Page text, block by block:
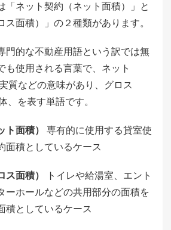
「ネット契約（ネット面積）」と
ス面積）」の２種類があります。
門的な不動産用語という訳では無
も使用される言葉で、ネット
質などの意味があり、グロス
、を表す単語です。
面積）
専有的に使用する貸室使
面積としているケース
面積）
トイレや給湯室、エント
ーホールなどの共用部分の面積を
積としているケース